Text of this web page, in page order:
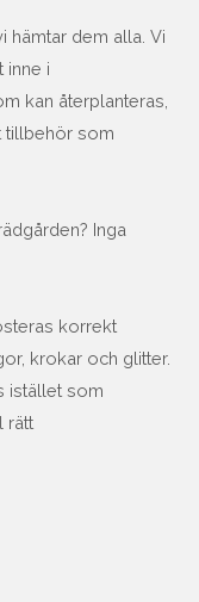
hämtar dem alla. Vi
inne i
kan återplanteras,
tillbehör som
Inga
korrekt
krokar och glitter.
istället som
rätt